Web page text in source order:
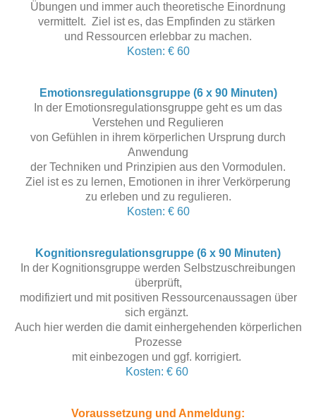
Übungen und immer auch theoretische Einordnung
vermittelt. Ziel ist es, das Empfinden zu stärken
und Ressourcen erlebbar zu machen.
Kosten: € 60
Emotionsregulationsgruppe (6 x 90 Minuten)
In der Emotionsregulationsgruppe geht es um das
Verstehen und Regulieren
von Gefühlen in ihrem körperlichen Ursprung durch
Anwendung
der Techniken und Prinzipien aus den Vormodulen.
Ziel ist es zu lernen, Emotionen in ihrer Verkörperung
zu erleben und zu regulieren.
Kosten: € 60
Kognitionsregulationsgruppe (6 x 90 Minuten)
In der Kognitionsgruppe werden Selbstzuschreibungen
überprüft,
modifiziert und mit positiven Ressourcenaussagen über
sich ergänzt.
Auch hier werden die damit einhergehenden körperlichen
Prozesse
mit einbezogen und ggf. korrigiert.
Kosten: € 60
Voraussetzung und Anmeldung: